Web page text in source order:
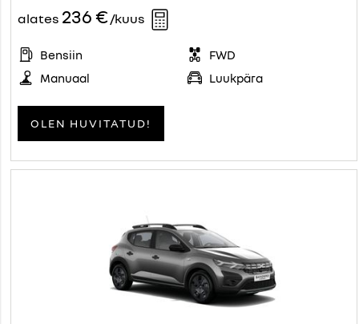
alates 236 €/kuus
Bensiin
FWD
Manuaal
Luukpära
OLEN HUVITATUD!